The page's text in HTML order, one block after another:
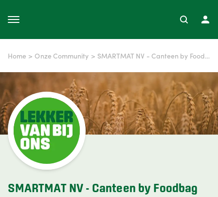
Home > Onze Community > SMARTMAT NV - Canteen by Foodbag
SMARTMAT NV - Canteen by Foodbag